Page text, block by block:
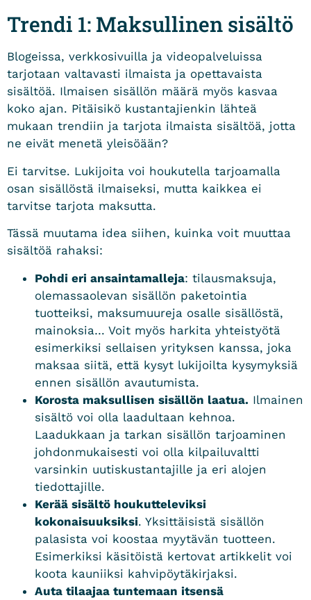
Trendi 1: Maksullinen sisältö
Blogeissa, verkkosivuilla ja videopalveluissa
tarjotaan valtavasti ilmaista ja opettavaista
sisältöä. Ilmaisen sisällön määrä myös kasvaa
koko ajan. Pitäisikö kustantajienkin lähteä
mukaan trendiin ja tarjota ilmaista sisältöä, jotta
ne eivät menetä yleisöään?
Ei tarvitse. Lukijoita voi houkutella tarjoamalla
osan sisällöstä ilmaiseksi, mutta kaikkea ei
tarvitse tarjota maksutta.
Tässä muutama idea siihen, kuinka voit muuttaa
sisältöä rahaksi:
Pohdi eri ansaintamalleja: tilausmaksuja,
olemassaolevan sisällön paketointia
tuotteiksi, maksumuureja osalle sisällöstä,
mainoksia… Voit myös harkita yhteistyötä
esimerkiksi sellaisen yrityksen kanssa, joka
maksaa siitä, että kysyt lukijoilta kysymyksiä
ennen sisällön avautumista.
Korosta maksullisen sisällön laatua. Ilmainen
sisältö voi olla laadultaan kehnoa.
Laadukkaan ja tarkan sisällön tarjoaminen
johdonmukaisesti voi olla kilpailuvaltti
varsinkin uutiskustantajille ja eri alojen
tiedottajille.
Kerää sisältö houkutteleviksi
kokonaisuuksiksi. Yksittäisistä sisällön
palasista voi koostaa myytävän tuotteen.
Esimerkiksi käsitöistä kertovat artikkelit voi
koota kauniiksi kahvipöytäkirjaksi.
Auta tilaajaa tuntemaan itsensä